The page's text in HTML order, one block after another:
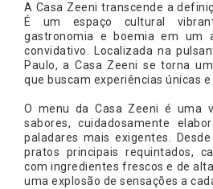
A Casa Zeeni transcende a
É um espaço cultural
gastronomia e boemia em um
convidativo. Localizada na
Paulo, a Casa Zeeni se torna
que buscam experiências únicas
O menu da Casa Zeeni é uma
sabores, cuidadosamente
paladares mais exigentes.
pratos principais requintados,
com ingredientes frescos e de
uma explosão de sensações a